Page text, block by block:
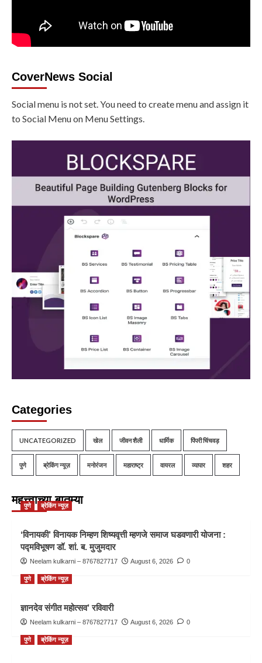
CoverNews Social
Social menu is not set. You need to create menu and assign it
to Social Menu on Menu Settings.
Categories
UNCATEGORIZED खेल जीवन शैली धार्मिक पिंपरी चिंचवड़
पुणे ब्रेकिंग न्यूज़ मनोरंजन महाराष्ट्र वायरल व्यापार शहर
महत्त्वाच्या बातम्या
पुणे ब्रेकिंग न्यूज़
‘विनायकी’ विनायक निम्हण शिष्यवृत्ती म्हणजे समाज घडवणारी योजना :
पद्मविभूषण डॉ. शां. ब. मुजुमदार
Neelam kulkarni – 8767827717 August 6, 2026 0
पुणे ब्रेकिंग न्यूज़
ज्ञानदेव संगीत महोत्सव’ रविवारी
Neelam kulkarni – 8767827717 August 6, 2026 0
पुणे ब्रेकिंग न्यूज़